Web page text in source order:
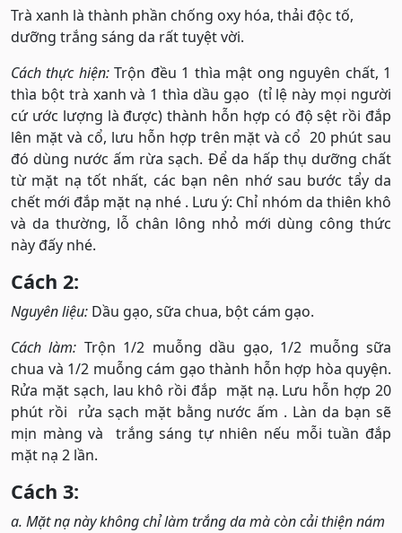
Trà xanh là thành phần chống oxy hóa, thải độc tố,
dưỡng trắng sáng da rất tuyệt vời.
Cách thực hiện:Trộn đều 1 thìa mật ong nguyên chất, 1
thìa bột trà xanh và 1 thìa dầu gạo (tỉ lệ này mọi người
cứ ước lượng là được) thành hỗn hợp có độ sệt rồi đắp
lên mặt và cổ, lưu hỗn hợp trên mặt và cổ 20 phút sau
đó dùng nước ấm rừa sạch. Để da hấp thụ dưỡng chất
từ mặt nạ tốt nhất, các bạn nên nhớ sau bước tẩy da
chết mới đắp mặt nạ nhé . Lưu ý: Chỉ nhóm da thiên khô
và da thường, lỗ chân lông nhỏ mới dùng công thức
này đấy nhé.
Cách 2:
Nguyên liệu: Dầu gạo, sữa chua, bột cám gạo.
Cách làm: Trộn 1/2 muỗng dầu gạo, 1/2 muỗng sữa
chua và 1/2 muỗng cám gạo thành hỗn hợp hòa quyện.
Rửa mặt sạch, lau khô rồi đắp mặt nạ. Lưu hỗn hợp 20
phút rồi rửa sạch mặt bằng nước ấm . Làn da bạn sẽ
mịn màng và trắng sáng tự nhiên nếu mỗi tuần đắp
mặt nạ 2 lần.
Cách 3:
a. Mặt nạ này không chỉ làm trắng da mà còn cải thiện nám